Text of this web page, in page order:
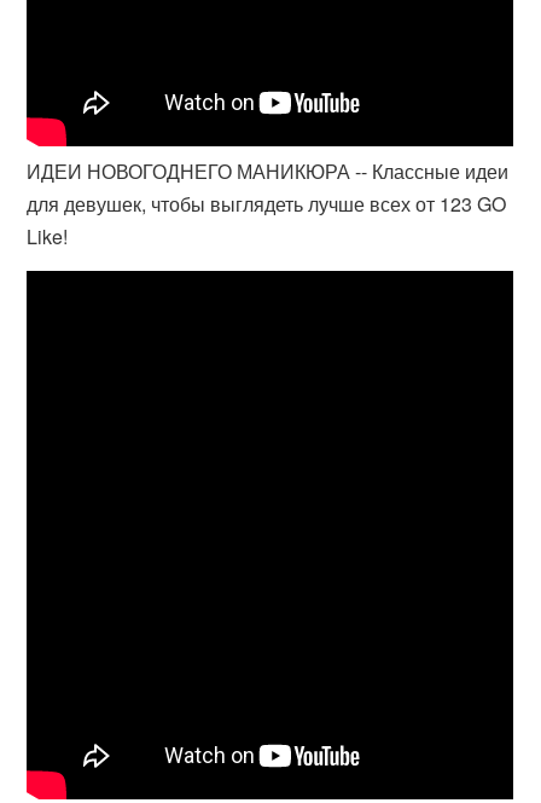
ИДЕИ НОВОГОДНЕГО МАНИКЮРА -- Классные идеи
для девушек, чтобы выглядеть лучше всех от 123 GO
Like!